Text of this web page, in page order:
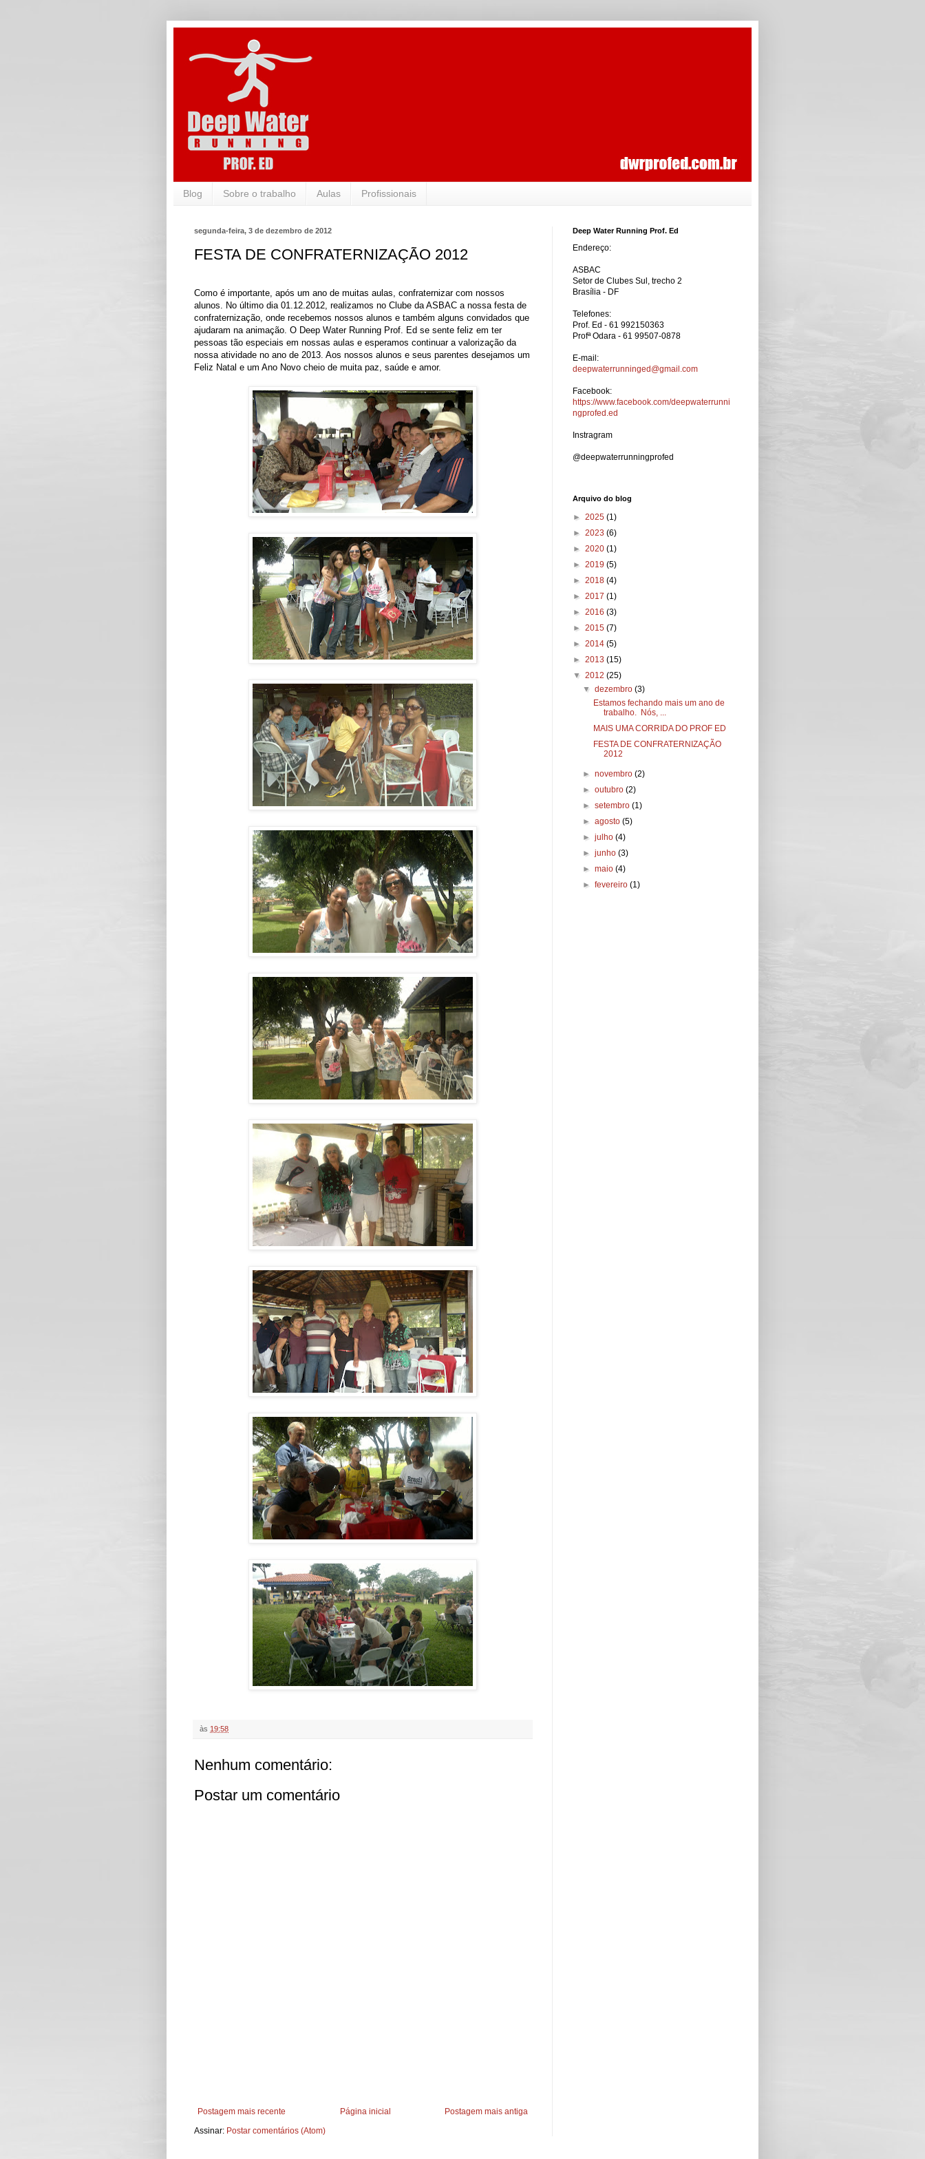
Blog Sobre o trabalho Aulas Profissionais
segunda-feira, 3 de dezembro de 2012
FESTA DE CONFRATERNIZAÇÃO 2012
Como é importante, após um ano de muitas aulas, confraternizar com nossos
alunos. No último dia 01.12.2012, realizamos no Clube da ASBAC a nossa festa de
confraternização, onde recebemos nossos alunos e também alguns convidados que
ajudaram na animação. O Deep Water Running Prof. Ed se sente feliz em ter
pessoas tão especiais em nossas aulas e esperamos continuar a valorização da
nossa atividade no ano de 2013. Aos nossos alunos e seus parentes desejamos um
Feliz Natal e um Ano Novo cheio de muita paz, saúde e amor.
às 19:58
Nenhum comentário:
Postar um comentário
Postagem mais recente Postagem mais antiga
Página inicial
Assinar: Postar comentários (Atom)
Deep Water Running Prof. Ed
Endereço:
ASBAC
Setor de Clubes Sul, trecho 2
Brasília - DF
Telefones:
Prof. Ed - 61 992150363
Profª Odara - 61 99507-0878
E-mail:
deepwaterrunninged@gmail.com
Facebook:
https://www.facebook.com/deepwaterrunni
ngprofed.ed
Instragram
@deepwaterrunningprofed
Arquivo do blog
► 2025 (1)
► 2023 (6)
► 2020 (1)
► 2019 (5)
► 2018 (4)
► 2017 (1)
► 2016 (3)
► 2015 (7)
► 2014 (5)
► 2013 (15)
▼ 2012 (25)
▼dezembro(3)
Estamos fechando mais um ano de
trabalho. Nós, ...
MAIS UMA CORRIDA DO PROF ED
FESTA DE CONFRATERNIZAÇÃO
2012
►novembro(2)
►outubro(2)
►setembro(1)
►agosto(5)
►julho(4)
►junho(3)
►maio(4)
►fevereiro(1)